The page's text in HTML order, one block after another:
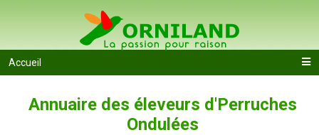
Accueil
Annuaire des éleveurs d'Perruches
Ondulées